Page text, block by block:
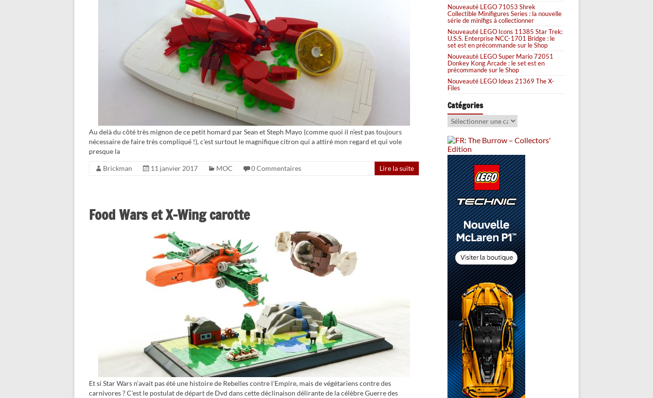
Au delà du côté très mignon de ce petit homard par Sean et Steph Mayo (comme quoi il n’est pas toujours
nécessaire de faire très compliqué !), c’est surtout le magnifique citron qui a attiré mon regard et qui vole
presque la
Brickman 11 janvier 2017 MOC 0 Commentaires Lire la suite
Food Wars et X-Wing carotte
Et si Star Wars n’avait pas été une histoire de Rebelles contre l’Empire, mais de végétariens contre des
carnivores ? C’est le postulat de départ de Dvd dans cette déclinaison délirante de la célèbre Guerre des
Nouveauté LEGO 71053 Shrek
Collectible Minifigures Series : la nouvelle
série de minifigs à collectionner
Nouveauté LEGO Icons 11385 Star Trek:
U.S.S. Enterprise NCC-1701 Bridge : le
set est en précommande sur le Shop
Nouveauté LEGO Super Mario 72051
Donkey Kong Arcade : le set est en
précommande sur le Shop
Nouveauté LEGO Ideas 21369 The X-
Files
Catégories
Catégories